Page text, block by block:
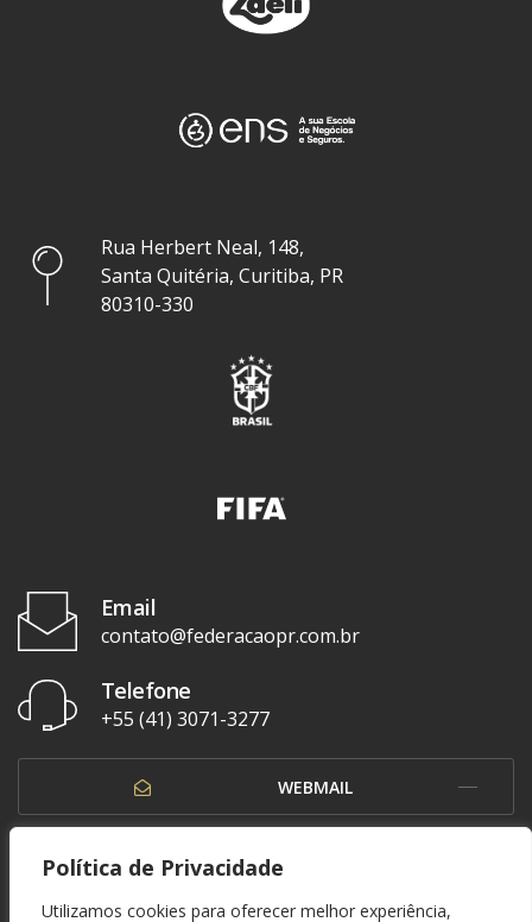
Política de Privacidade
Utilizamos cookies para oferecer melhor experiência,
Rua Herbert Neal, 148,
Santa Quitéria, Curitiba, PR
80310-330
Email
contato@federacaopr.com.br
Telefone
+55 (41) 3071-3277
WEBMAIL
OUVIDORIA